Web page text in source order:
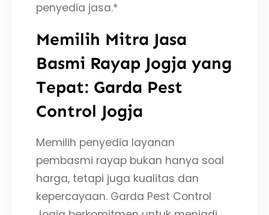
penyedia jasa.*
Memilih Mitra Jasa
Basmi Rayap Jogja yang
Tepat: Garda Pest
Control Jogja
Memilih penyedia layanan
pembasmi rayap bukan hanya soal
harga, tetapi juga kualitas dan
kepercayaan. Garda Pest Control